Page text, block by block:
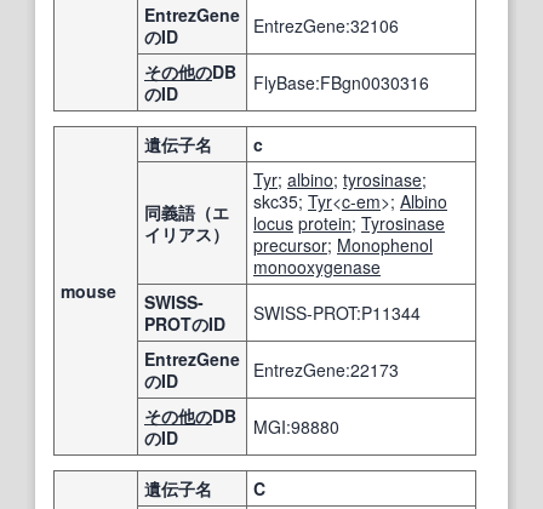
EntrezGene
のID
EntrezGene:32106
その他のDB
のID
FlyBase:FBgn0030316
mouse
遺伝子名 c
同義語（エ
イリアス）
Tyr; albino; tyrosinase;
skc35; Tyr<c-em>; Albino
locus protein; Tyrosinase
precursor; Monophenol
monooxygenase
SWISS-
PROTのID
SWISS-PROT:P11344
EntrezGene
のID
EntrezGene:22173
その他のDB
のID
MGI:98880
遺伝子名 C